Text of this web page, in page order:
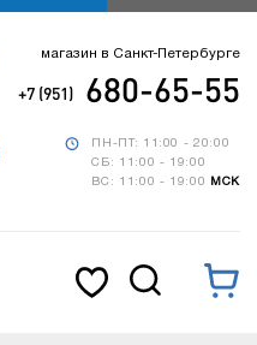
ПН-ПТ: 11:00 - 20:00
СБ: 11:00 - 19:00
ВС: 11:00 - 19:00
МСК
магазин в Санкт-Петербурге
+7 (951) 680-65-55